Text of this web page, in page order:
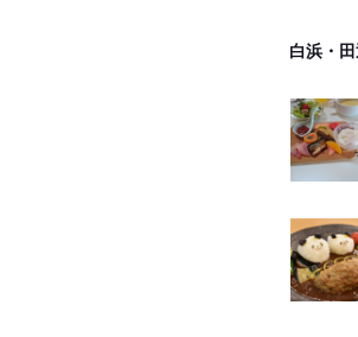
白浜・